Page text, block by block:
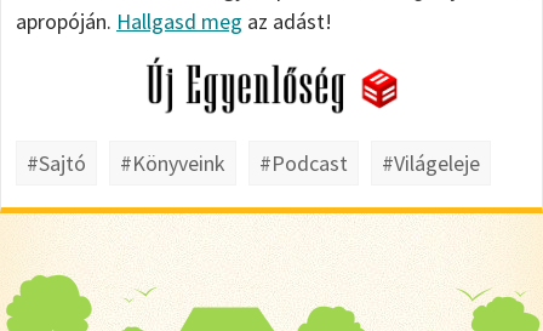
apropóján. Hallgasd meg az adást!
#Sajtó #Könyveink #Podcast #Világeleje